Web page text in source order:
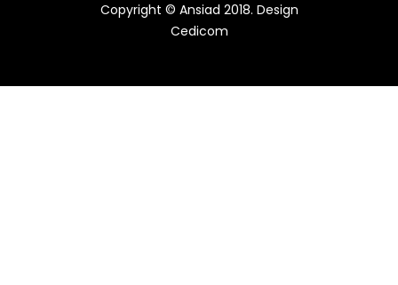
Copyright © Ansiad 2018. Design
Cedicom